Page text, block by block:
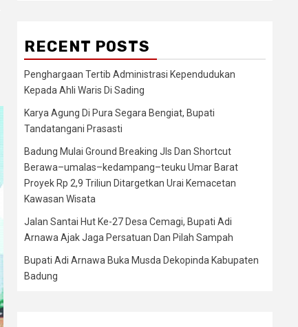
RECENT POSTS
Penghargaan Tertib Administrasi Kependudukan
Kepada Ahli Waris Di Sading
Karya Agung Di Pura Segara Bengiat, Bupati
Tandatangani Prasasti
Badung Mulai Ground Breaking Jls Dan Shortcut
Berawa–umalas–kedampang–teuku Umar Barat
Proyek Rp 2,9 Triliun Ditargetkan Urai Kemacetan
Kawasan Wisata
Jalan Santai Hut Ke-27 Desa Cemagi, Bupati Adi
Arnawa Ajak Jaga Persatuan Dan Pilah Sampah
Bupati Adi Arnawa Buka Musda Dekopinda Kabupaten
Badung